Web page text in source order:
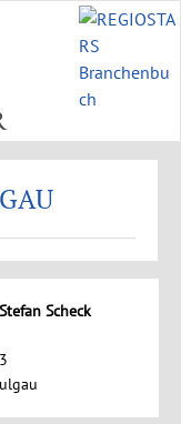
Scheck